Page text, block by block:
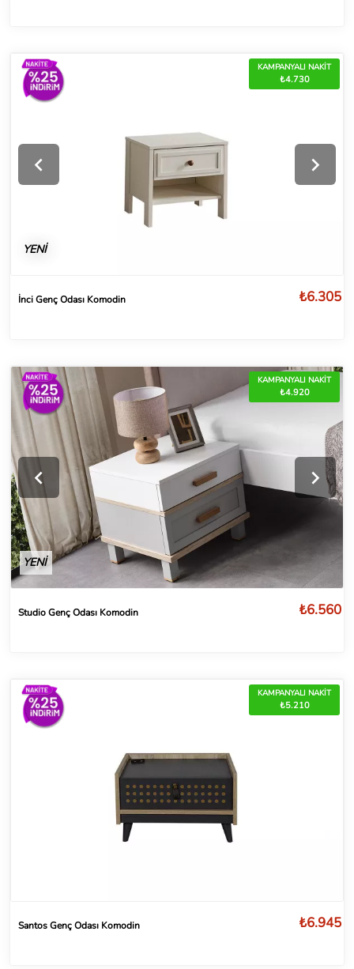
KAMPANYALI NAKİT
₺4.730
YENİ
İnci Genç Odası Komodin ₺6.305
KAMPANYALI NAKİT
₺4.920
YENİ
Studio Genç Odası Komodin ₺6.560
KAMPANYALI NAKİT
₺5.210
Santos Genç Odası Komodin ₺6.945